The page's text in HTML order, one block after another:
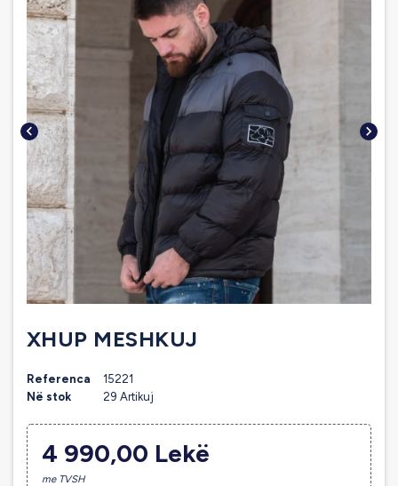
 
XHUP MESHKUJ
Referenca
15221
Në stok
29 Artikuj
4 990,00 Lekë
me TVSH